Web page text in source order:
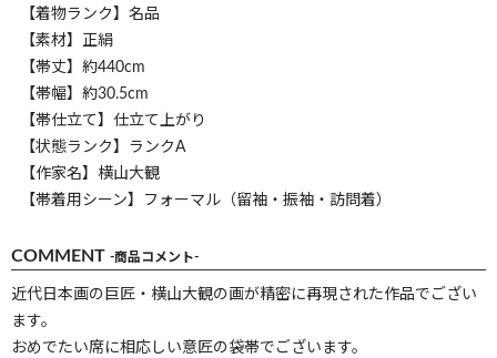
【着物ランク】名品
【素材】正絹
【帯丈】約440cm
【帯幅】約30.5cm
【帯仕立て】仕立て上がり
【状態ランク】ランクA
【作家名】横山大観
【帯着用シーン】フォーマル（留袖・振袖・訪問着）
COMMENT -商品コメント-
近代日本画の巨匠・横山大観の画が精密に再現された作品でござい
ます。
おめでたい席に相応しい意匠の袋帯でございます。